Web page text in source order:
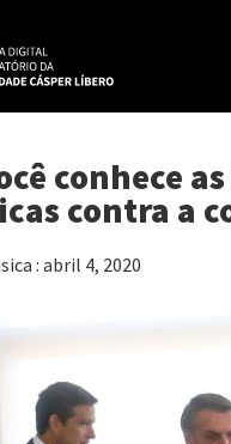
conhece
contra a
: abril 4, 2020